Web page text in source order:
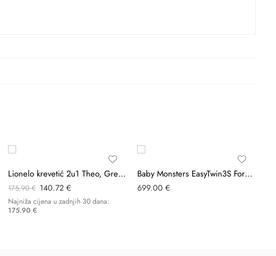
Lionelo krevetić 2u1 Theo, Grey Stone Natural
175.90€ 140.72 €
Najniža cijena u zadnjih 30 dana:
175.90 €
Baby Monsters EasyTwin3S Forest Green – Kolica Za Blizance
699.00 €